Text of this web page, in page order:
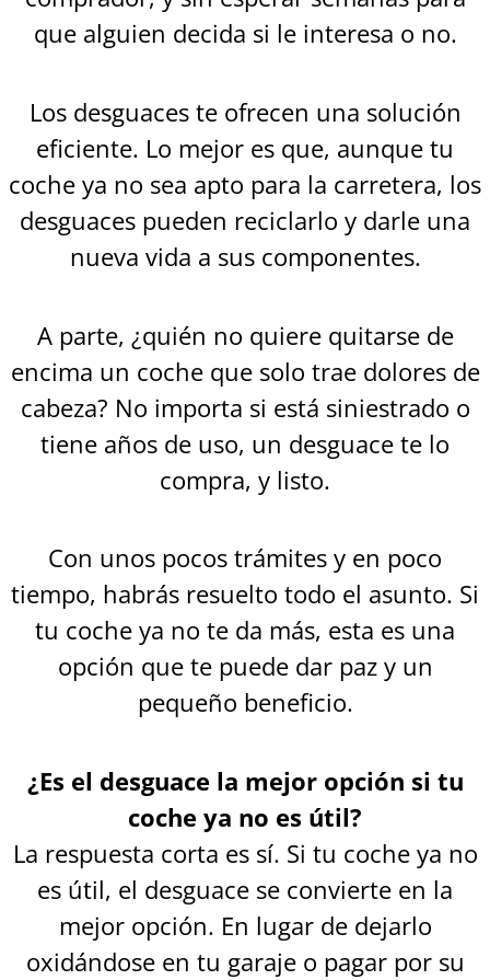
que alguien decida si le interesa o no.
Los desguaces te ofrecen una solución
eficiente. Lo mejor es que, aunque tu
coche ya no sea apto para la carretera, los
desguaces pueden reciclarlo y darle una
nueva vida a sus componentes.
A parte, ¿quién no quiere quitarse de
encima un coche que solo trae dolores de
cabeza? No importa si está siniestrado o
tiene años de uso, un desguace te lo
compra, y listo.
Con unos pocos trámites y en poco
tiempo, habrás resuelto todo el asunto. Si
tu coche ya no te da más, esta es una
opción que te puede dar paz y un
pequeño beneficio.
¿Es el desguace la mejor opción si tu
coche ya no es útil?
La respuesta corta es sí. Si tu coche ya no
es útil, el desguace se convierte en la
mejor opción. En lugar de dejarlo
oxidándose en tu garaje o pagar por su